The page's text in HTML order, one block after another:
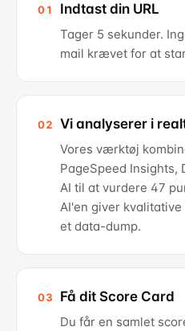
01 Indtast din URL
Tager 5 sekunder.
mail krævet for at
02 Vi analyserer i
Vores værktøj
PageSpeed Insights,
AI til at vurdere 47
AI'en giver
et data-dump.
03 Få dit Score Card
Du får en samlet